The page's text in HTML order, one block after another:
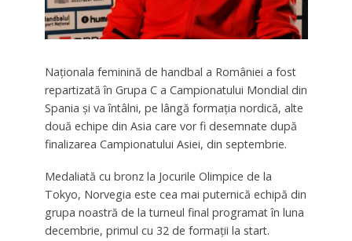
Naționala feminină de handbal a României a fost
repartizată în Grupa C a Campionatului Mondial din
Spania și va întâlni, pe lângă formația nordică, alte
două echipe din Asia care vor fi desemnate după
finalizarea Campionatului Asiei, din septembrie.
Medaliată cu bronz la Jocurile Olimpice de la
Tokyo, Norvegia este cea mai puternică echipă din
grupa noastră de la turneul final programat în luna
decembrie, primul cu 32 de formații la start.